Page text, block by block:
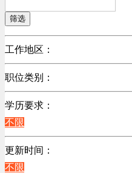
筛选
工作地区：
不限
北京
广东
江苏
浙江
上海
职位类别：
不限
机械制造/仪器仪表类
计算机硬件类
销售管理类
贸易/物流/仓储/采购类
学历要求：
不限
更新时间：
不限